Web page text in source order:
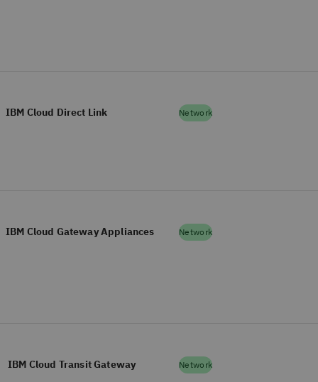
IBM Cloud Direct Link Network
IBM Cloud Gateway Appliances Network
IBM Cloud Transit Gateway Network